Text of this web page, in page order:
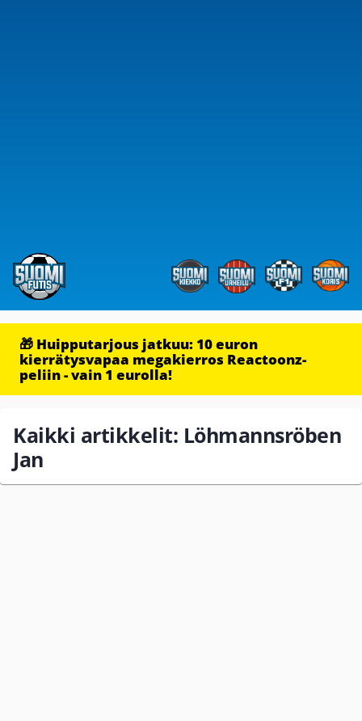
🎁 Huipputarjous jatkuu: 10 euron
kierrätysvapaa megakierros Reactoonz-
peliin - vain 1 eurolla!
Kaikki artikkelit: Löhmannsröben
Jan